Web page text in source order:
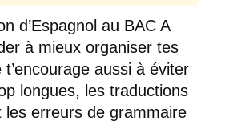
d’Espagnol au BAC A
à mieux organiser tes
aussi à éviter
longues, les traductions
les erreurs de grammaire